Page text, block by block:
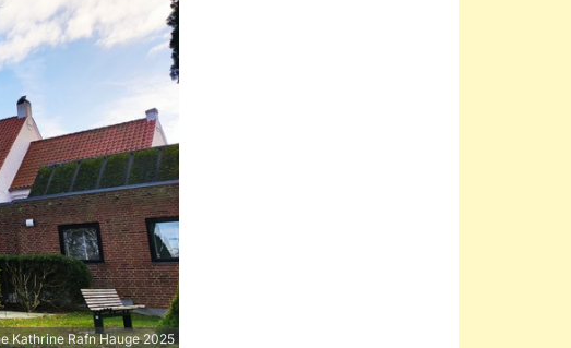
Kathrine Rafn Hauge 2025